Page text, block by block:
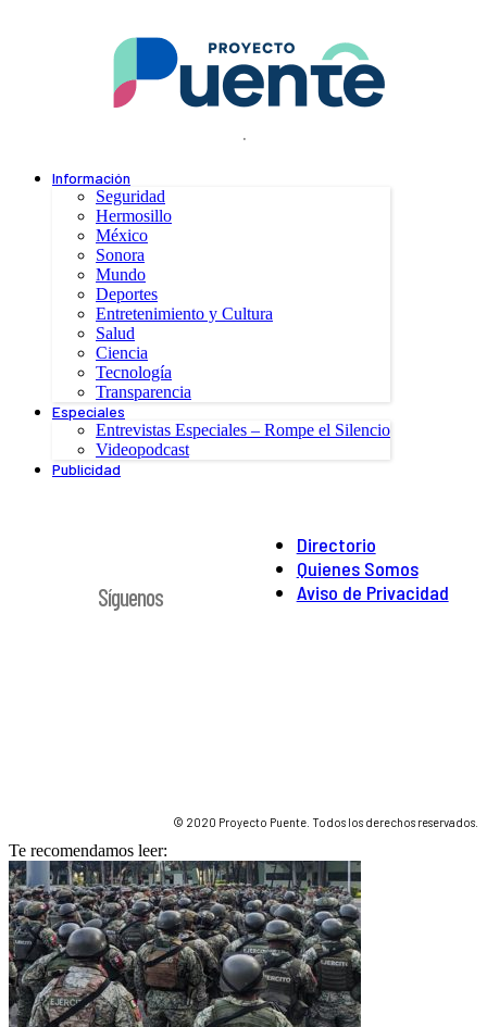
.
Información
Seguridad
Hermosillo
México
Sonora
Mundo
Deportes
Entretenimiento y Cultura
Salud
Ciencia
Tecnología
Transparencia
Especiales
Entrevistas Especiales – Rompe el Silencio
Videopodcast
Publicidad
Directorio
Quienes Somos
Aviso de Privacidad
Síguenos
© 2020 Proyecto Puente. Todos los derechos reservados.
Te recomendamos leer: